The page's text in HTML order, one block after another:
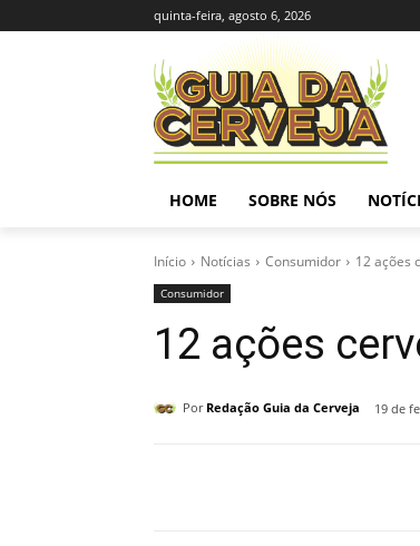
quinta-feira, agosto 6, 2026
HOME SOBRE NÓS
Início Notícias Consumidor 12 ações
Consumidor
12 ações
Por Redação Guia da Cerveja 19 de